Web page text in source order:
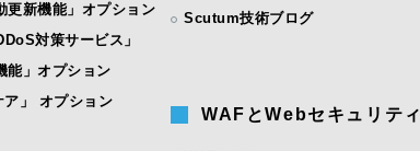
更新機能」オプション
対策サービス」
能」オプション
」 オプション
Scutum技術ブログ
WAFとWebセキュリティ